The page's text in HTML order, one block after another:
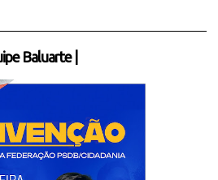
Baluarte